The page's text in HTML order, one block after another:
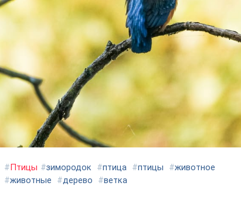
#Птицы #зимородок #птица #птицы #животное
#животные #дерево #ветка